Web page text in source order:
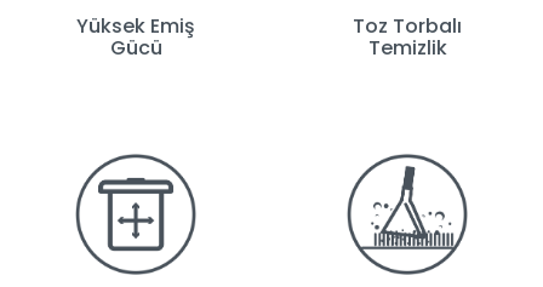
Yüksek Emiş
Gücü
Toz Torbalı
Temizlik